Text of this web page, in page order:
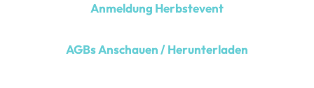
Anmeldung Herbstevent
AGBs Anschauen / Herunterladen